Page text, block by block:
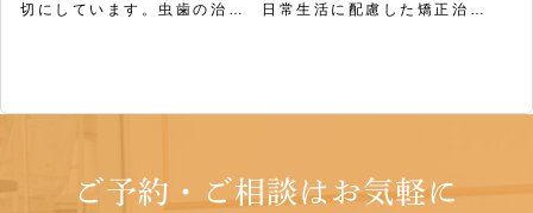
切にしています。虫歯の治療を
っており、お口の将来を見据え
日常生活に配慮した矯正治療を
え、安心してご利用いただけま
ご予約・ご相談はお気軽に